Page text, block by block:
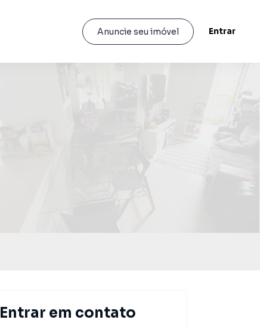
Anuncie seu imóvel Entrar
Entrar em contato